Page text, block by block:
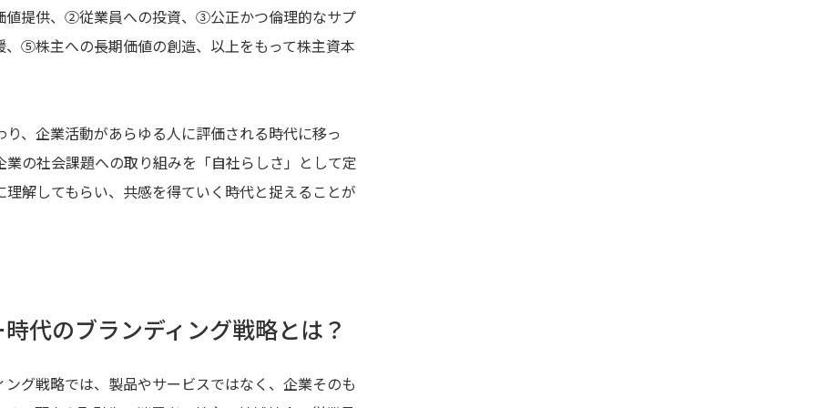
提供、②従業員への投資、③公正かつ倫理的なサプ
⑤株主への長期価値の創造、以上をもって株主資本
、企業活動があらゆる人に評価される時代に移っ
の社会課題への取り組みを「自社らしさ」として定
解してもらい、共感を得ていく時代と捉えることが
代のブランディング戦略とは？
グ戦略では、製品やサービスではなく、企業そのも